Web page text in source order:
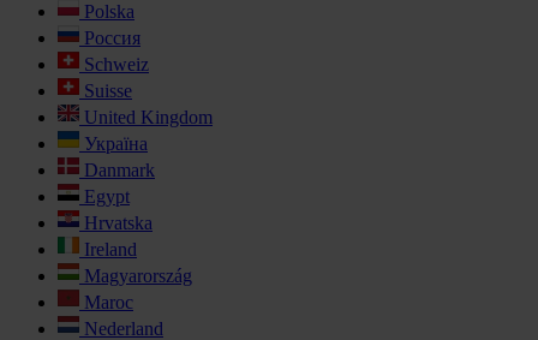
Polska
Россия
Schweiz
Suisse
United Kingdom
Україна
Danmark
Egypt
Hrvatska
Ireland
Magyarország
Maroc
Nederland